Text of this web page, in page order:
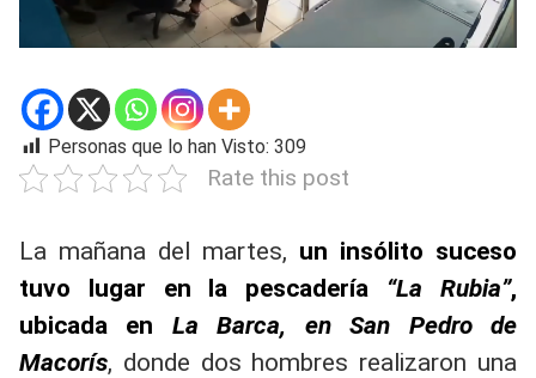
Personas que lo han Visto: 309
Rate this post
La mañana del martes, un insólito suceso
tuvo lugar en la pescadería “La Rubia”,
ubicada en La Barca, en San Pedro de
Macorís, donde dos hombres realizaron una